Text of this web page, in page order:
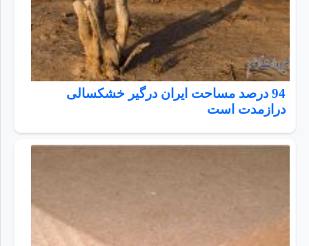
94 درصد مساحت ایران درگیر خشکسالی
درازمدت است